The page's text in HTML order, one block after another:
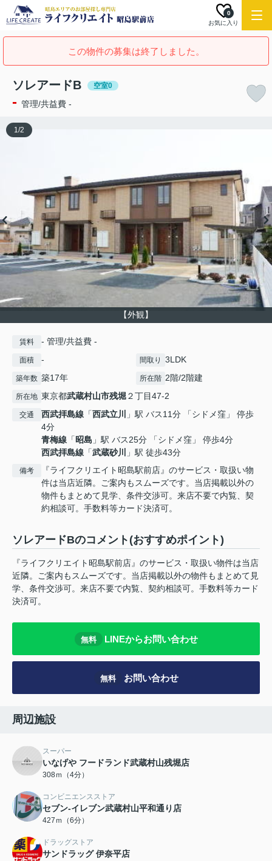
お気に入り
0
この物件の募集は終了しました。
ソレアードB 空室0
- 管理/共益費 -
【外観】
1/2
賃料 - 管理/共益費 -
面積 - 間取り 3LDK
築年数 築17年 所在階 2階/2階建
所在地 東京都武蔵村山市残堀２丁目47-2
交通 西武拝島線 「西武立川
」駅 バス11分 「シドメ窪」 停歩
4分
青梅線 「昭島 」駅 バス25分 「シドメ窪」 停歩4分
西武拝島線 「武蔵砂川 」駅 徒歩43分
備考
『ライフクリエイト昭島駅前店』のサービス・取扱い物
件は当店近隣。ご案内もスムーズです。当店掲載以外の
物件もまとめて見学、条件交渉可。来店不要で内覧、契
約相談可。手数料等カード決済可。
ソレアードBのコメント(おすすめポイント)
『ライフクリエイト昭島駅前店』のサービス・取扱い物件は当店
近隣。ご案内もスムーズです。当店掲載以外の物件もまとめて見
学、条件交渉可。来店不要で内覧、契約相談可。手数料等カード
決済可。
無料 LINEからお問い合わせ
無料 お問い合わせ
周辺施設
スーパー
いなげや フードランド武蔵村山残堀店
308ｍ（4分）
コンビニエンスストア
セブン-イレブン武蔵村山平和通り店
427ｍ（6分）
ドラッグストア
サンドラッグ 伊奈平店